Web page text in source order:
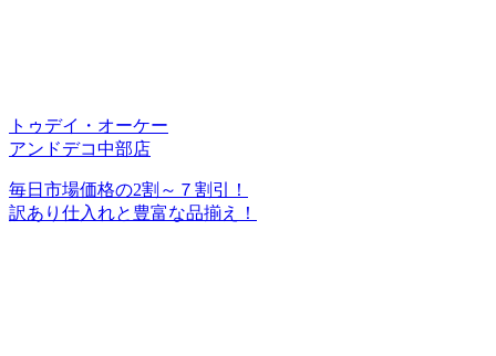
トゥデイ・オーケー
アンドデコ中部店
毎日市場価格の2割～７割引！
訳あり仕入れと豊富な品揃え！